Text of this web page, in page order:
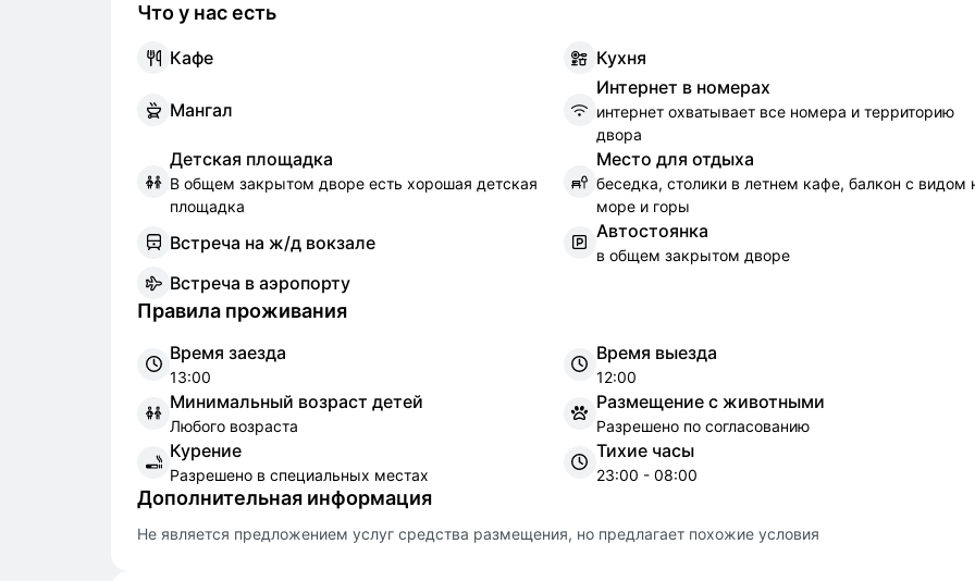
Что у нас есть
Кафе Кухня
Мангал
Интернет в номерах
интернет охватывает все номера и территорию
двора
Детская площадка
В общем закрытом дворе есть хорошая детская
площадка
Место для отдыха
беседка, столики в летнем кафе, балкон с видом
море и горы
Встреча на ж/д вокзале
Автостоянка
в общем закрытом дворе
Встреча в аэропорту
Правила проживания
Время заезда
13:00
Время выезда
12:00
Минимальный возраст детей
Любого возраста
Размещение с животными
Разрешено по согласованию
Курение
Разрешено в специальных местах
Тихие часы
23:00 - 08:00
Дополнительная информация
Не является предложением услуг средства размещения, но предлагает похожие условия